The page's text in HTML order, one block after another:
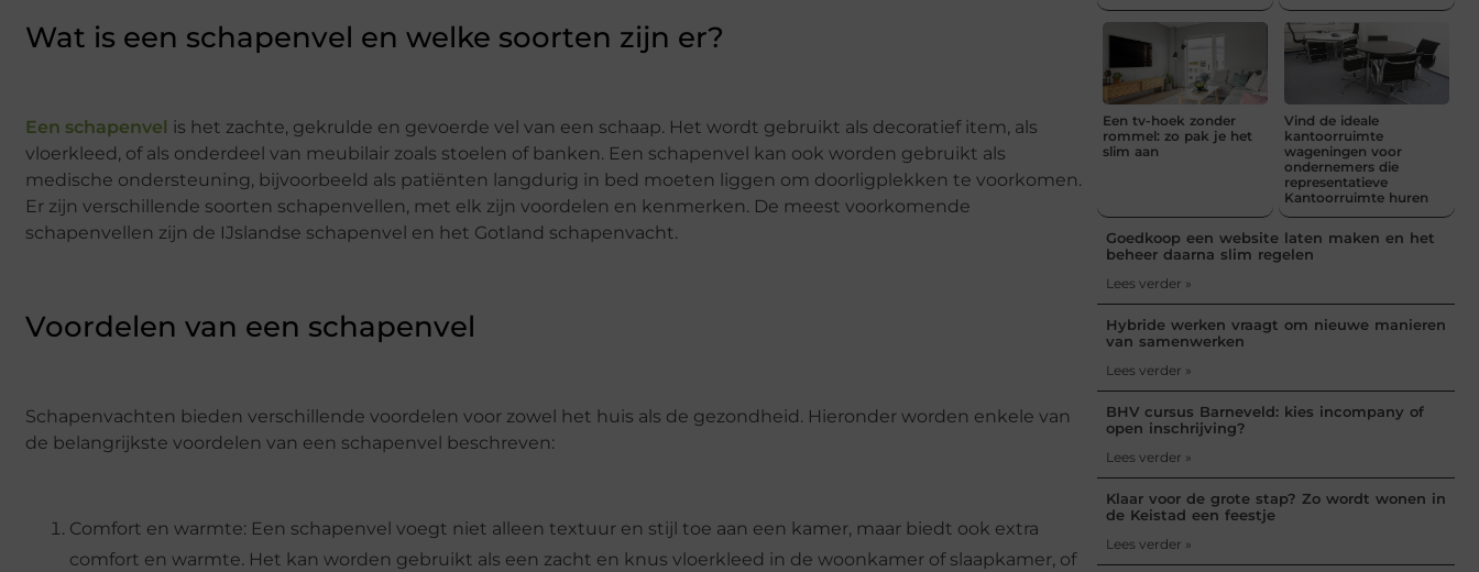
Wat is een schapenvel en welke soorten zijn er?
Een schapenvel is het zachte, gekrulde en gevoerde vel van een schaap. Het wordt gebruikt als decoratief item, als
vloerkleed, of als onderdeel van meubilair zoals stoelen of banken. Een schapenvel kan ook worden gebruikt als
medische ondersteuning, bijvoorbeeld als patiënten langdurig in bed moeten liggen om doorligplekken te voorkomen.
Er zijn verschillende soorten schapenvellen, met elk zijn voordelen en kenmerken. De meest voorkomende
schapenvellen zijn de IJslandse schapenvel en het Gotland schapenvacht.
Voordelen van een schapenvel
Schapenvachten bieden verschillende voordelen voor zowel het huis als de gezondheid. Hieronder worden enkele van
de belangrijkste voordelen van een schapenvel beschreven:
Comfort en warmte: Een schapenvel voegt niet alleen textuur en stijl toe aan een kamer, maar biedt ook extra
comfort en warmte. Het kan worden gebruikt als een zacht en knus vloerkleed in de woonkamer of slaapkamer, of
Een tv-hoek zonder
rommel: zo pak je het
slim aan
Vind de ideale
kantoorruimte
wageningen voor
ondernemers die
representatieve
Kantoorruimte huren
Goedkoop een website laten maken en het
beheer daarna slim regelen
Lees verder »
Hybride werken vraagt om nieuwe manieren
van samenwerken
Lees verder »
BHV cursus Barneveld: kies incompany of
open inschrijving?
Lees verder »
Klaar voor de grote stap? Zo wordt wonen in
de Keistad een feestje
Lees verder »